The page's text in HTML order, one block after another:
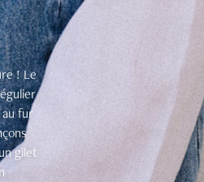
! Le
fur
gilet